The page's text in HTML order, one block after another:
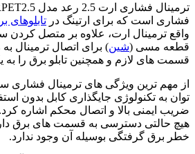
فشاری است که برای ارتینگ در تابلوهای
واقع ترمینال ارت، علاوه بر متصل کردن
قطعه مسی (شین) برای اتصال ترمینال
قسمت های لازم و همچنین تابلو برق را
از مهم ترین ویژگی های ترمینال فشاری
توان به تکنولوژی جایگذاری کابل بدون
ضریب ایمنی بالا و اتصال محکم اشاره
هیچ حالتی دسترسی به قسمت های برق دار
خطر برق گرفتگی بوسیله آن وجود ندارد.